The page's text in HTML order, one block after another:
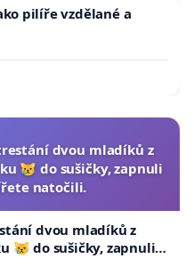
pilíře vzdělané a
dvou mladíků z
😿 do sušičky, zapnuli
natočili.
dvou mladíků z
😿 do sušičky, zapnuli ji